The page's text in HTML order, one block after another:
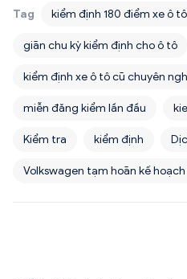
Tag kiểm định 180 điểm xe ô
giãn chu kỳ kiểm định cho ô tô
kiểm định xe ô tô cũ chuyên
miễn đăng kiểm lần đầu
Kiểm tra kiểm định
Volkswagen tạm hoãn kế hoạch